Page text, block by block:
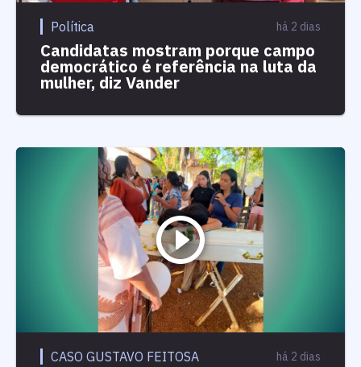
Política há 2 dias
Candidatas mostram porque campo
democrático é referência na luta da
mulher, diz Vander
CASO GUSTAVO FEITOSA há 2 dias